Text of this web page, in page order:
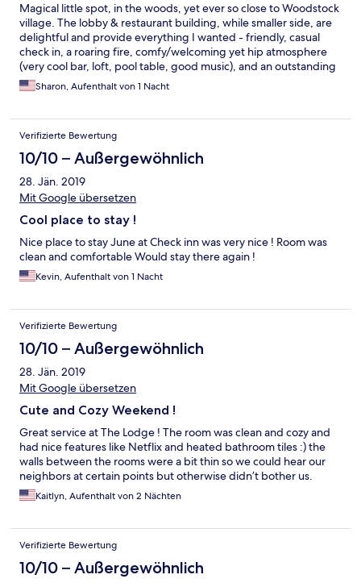
Magical little spot, in the woods, yet ever so close to Woodstock
village. The lobby & restaurant building, while smaller side, are
delightful and provide everything I wanted - friendly, casual
check in, a roaring fire, comfy/welcoming yet hip atmosphere
(very cool bar, loft, pool table, good music), and an outstanding
restaurant. You feel as though you've arrived at a friend's ultra
cool upstate cabin, with just the right amount of 60's peace
impeccably clean, comfortable, with nice touches (the ambiant
heat of the bathroom floor was a HUGE plus). Its like a Brooklyn
hotel has an outpost in a cabin retreat (clean blonde wood,
subway tiling, coffee press, mini fridge, etc.). ONLY drawback
was a full house (or at least what sounded like one) in the room
located directly above. In the AM as they apparently were
Wouldn't prohibit me from staying there again - but might bring
some earplugs. Overall, delightful stay!
Sharon, Aufenthalt von 1 Nacht
Verifizierte Bewertung
10/10 – Außergewöhnlich
28. Jän. 2019
Mit Google übersetzen
Cool place to stay !
Nice place to stay June at Check inn was very nice ! Room was
clean and comfortable Would stay there again !
Kevin, Aufenthalt von 1 Nacht
Verifizierte Bewertung
10/10 – Außergewöhnlich
28. Jän. 2019
Mit Google übersetzen
Cute and Cozy Weekend !
Great service at The Lodge ! The room was clean and cozy and
had nice features like Netflix and heated bathroom tiles :) the
walls between the rooms were a bit thin so we could hear our
neighbors at certain points but otherwise didn’t bother us.
Kaitlyn, Aufenthalt von 2 Nächten
Verifizierte Bewertung
10/10 – Außergewöhnlich